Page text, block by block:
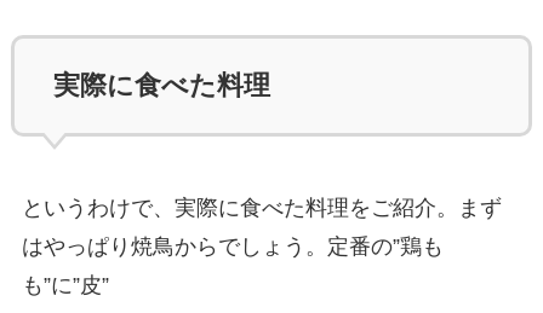
実際に食べた料理
というわけで、実際に食べた料理をご紹介。まず
はやっぱり焼鳥からでしょう。定番の”鶏も
も”に”皮”